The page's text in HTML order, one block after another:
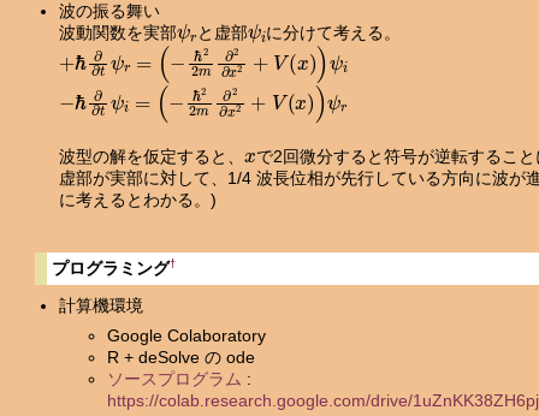
波の振る舞い
波動関数を実部 ψ と虚部 ψ に分けて考える。
ℏ∂ ∂t ψr ℏ 2 m 2∂ 2 V(x ))ψ
ℏ∂ ∂t ψi ℏ2 m 2∂x V(x ))ψ r
波型の解を仮定すると、
で2回微分すると符号が逆転するこ
虚部が実部に対して、1/4 波長位相が先行している方向に波が
に考えるとわかる。)
プログラミング†
計算機環境
Google Colaboratory
R + deSolve の ode
ソースプログラム :
https://colab.research.google.com/drive/